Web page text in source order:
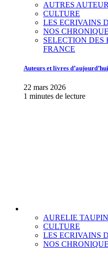
AUTRES
CULTURE
LES ECRIVAINS
NOS
SELECTION DES
FRANCE
Auteurs et livres d’aujourd’hui
22 mars 2026
1 minutes de lecture
AURELIE TAUPIN
CULTURE
LES ECRIVAINS
NOS